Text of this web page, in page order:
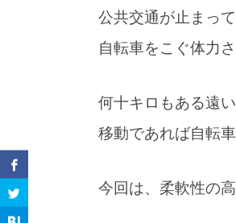
公共交通が止まっ
自転車をこぐ体力
何十キロもある遠
移動であれば自転
今回は、柔軟性の